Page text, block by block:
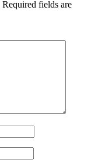
Required fields are